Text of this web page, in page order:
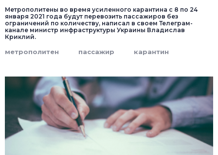
Метрополитены во время усиленного карантина с 8 по 24
января 2021 года будут перевозить пассажиров без
ограничений по количеству, написал в своем Телеграм-
канале министр инфраструктуры Украины Владислав
Криклий.
метрополитен пассажир карантин